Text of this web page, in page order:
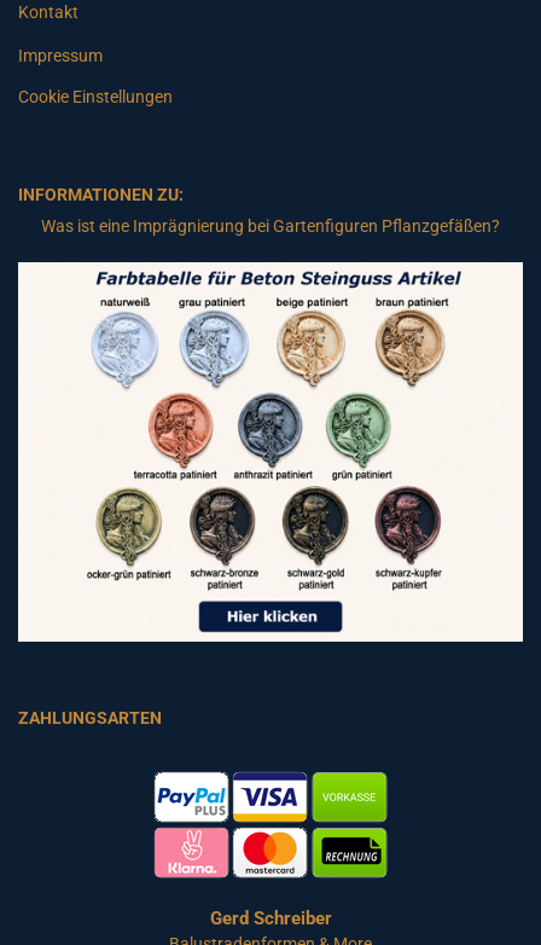
Kontakt
Impressum
Cookie Einstellungen
INFORMATIONEN ZU:
Was ist eine Imprägnierung bei Gartenfiguren Pflanzgefäßen?
ZAHLUNGSARTEN
Gerd Schreiber